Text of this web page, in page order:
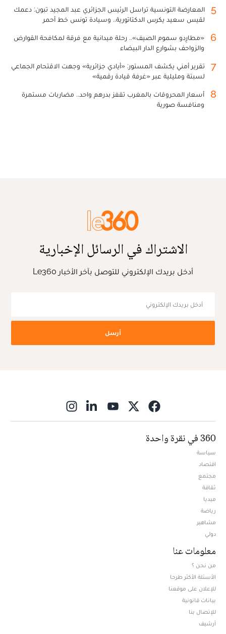
5
المعارضة التونسية تراسل الرئيس الجزائري عبد المجيد تبون: دعمك
لقيس سعيد يكرس الدكتاتورية.. وسيادة تونس خط أحمر
6
«مطارِدو سموم الصيف».. رحلة ميدانية مع فرقة لمكافحة القوارض
والزواحف بشوارع الدار البيضاء
7
تقرير أمني يكشف المستور: «أيادي جزائرية» وجهت الاقتحام الجماعي
لسبتة ومليلية عبر «غرفة قيادة رقمية»
8
أسعار المحروقات بالمغرب تقفز بدرهم واحد.. مضاربات مستمرة
ومنافسة صورية
الاشتراك في الرسائل الإخبارية
أدخل بريدك الإلكتروني للتوصل بآخر الأخبار Le360
أرسل
360 في نقرة واحدة
سياسة
اقتصاد
مجتمع
ثقافة
ميديا
رياضة
مشاهير
دولي
معلومات عنا
من نحن ؟
الأسئلة الأكثر طرحا
للإعلان على موقعنا
بيانات قانونية
للإتصال بنا
أرشيف